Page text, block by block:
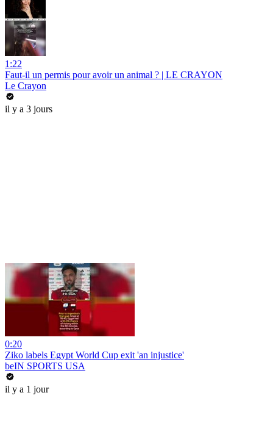
1:22
Faut-il un permis pour avoir un animal ? | LE CRAYON
Le Crayon
il y a 3 jours
0:20
Ziko labels Egypt World Cup exit 'an injustice'
beIN SPORTS USA
il y a 1 jour